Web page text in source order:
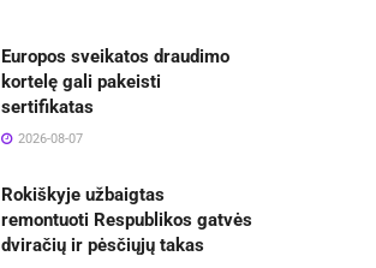
Europos sveikatos draudimo
kortelę gali pakeisti
sertifikatas
2026-08-07
Rokiškyje užbaigtas
remontuoti Respublikos gatvės
dviračių ir pėsčiųjų takas